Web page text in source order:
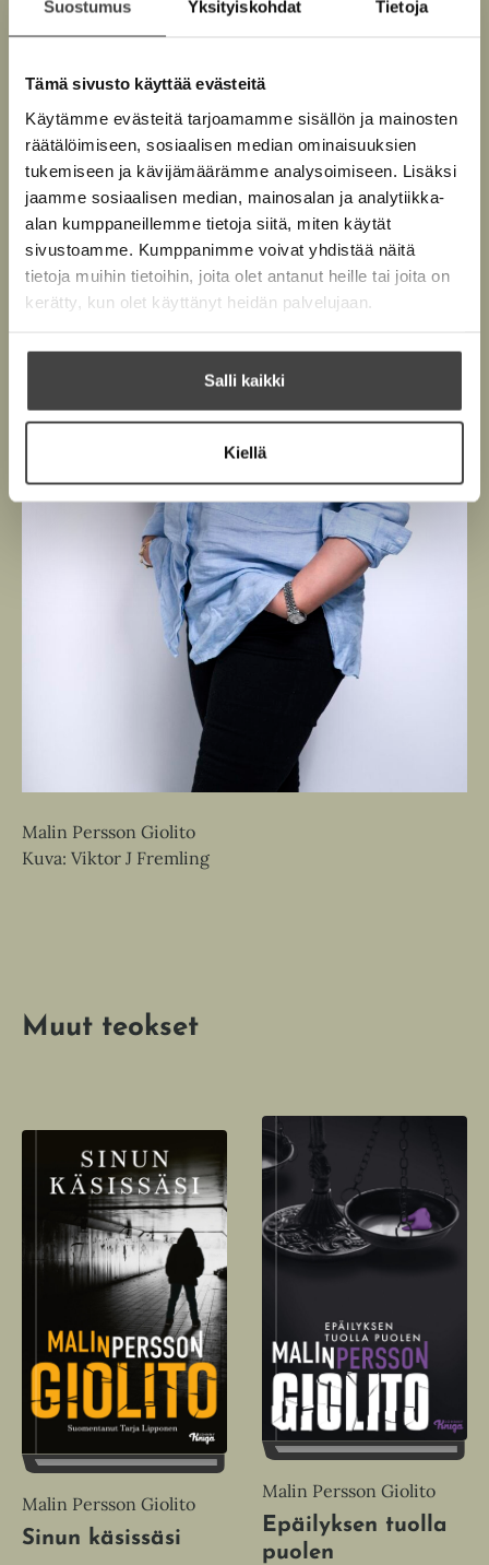
Suostumus Yksityiskohdat Tietoja
Tämä sivusto käyttää evästeitä
Käytämme evästeitä tarjoamamme sisällön ja mainosten
räätälöimiseen, sosiaalisen median ominaisuuksien
tukemiseen ja kävijämäärämme analysoimiseen. Lisäksi
jaamme sosiaalisen median, mainosalan ja analytiikka-
alan kumppaneillemme tietoja siitä, miten käytät
sivustoamme. Kumppanimme voivat yhdistää näitä
tietoja muihin tietoihin, joita olet antanut heille tai joita on
kerätty, kun olet käyttänyt heidän palvelujaan.
Salli kaikki
Kiellä
t
e
e
n
ä
l
l
e
h
t
e
e
n
e
s
s
o
n
G
i
o
l
i
t
o
Malin Persson Giolito
Kuva: Viktor J Fremling
Muut teokset
Malin Persson Giolito
Sinun käsissäsi
Malin Persson Giolito
Epäilyksen tuolla
puolen